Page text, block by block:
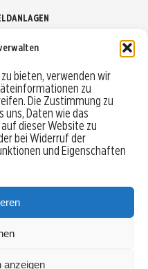
bieten, verwenden wir
zu
Die Zustimmung zu
uns, Daten wie das
dieser Website zu
bei Widerruf der
und Eigenschaften
anzeigen